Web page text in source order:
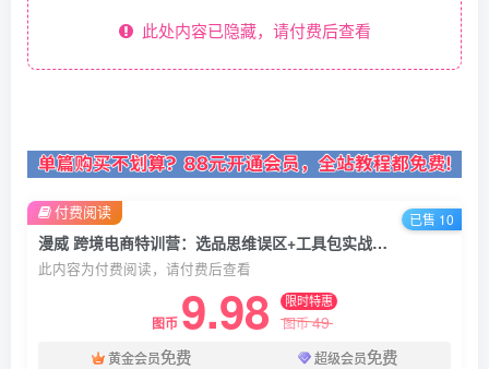
此处内容已隐藏，请付费后查看
漫威 跨境电商特训营：选品思维误区+工具包实战，打造高利润产品全流程
此内容为付费阅读，请付费后查看
图币 9.98 限时特惠
图币49
黄金会员免费 超级会员免费
付费阅读 已售 10